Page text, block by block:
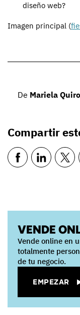
diseño web?
Imagen principal (
De Mariela
Compartir
VENDE
Vende online en
totalmente
de tu negocio.
EMPEZAR